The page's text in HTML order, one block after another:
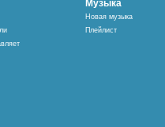
Музыка
Новая музыка
Плейлист